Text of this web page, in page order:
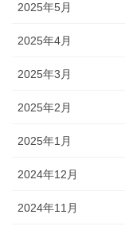
2025年5月
2025年4月
2025年3月
2025年2月
2025年1月
2024年12月
2024年11月